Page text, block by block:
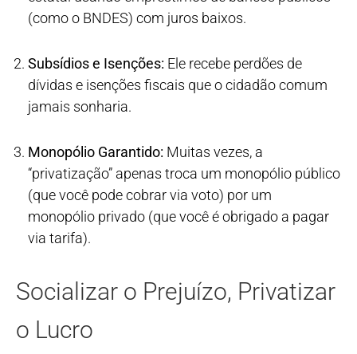
(como o BNDES) com juros baixos.
Subsídios e Isenções: Ele recebe perdões de
dívidas e isenções fiscais que o cidadão comum
jamais sonharia.
Monopólio Garantido: Muitas vezes, a
“privatização” apenas troca um monopólio público
(que você pode cobrar via voto) por um
monopólio privado (que você é obrigado a pagar
via tarifa).
Socializar o Prejuízo, Privatizar
o Lucro